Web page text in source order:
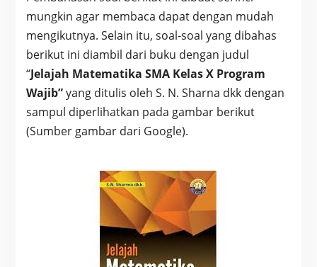
mungkin agar membaca dapat dengan mudah
mengikutnya. Selain itu, soal-soal yang dibahas
berikut ini diambil dari buku dengan judul
“Jelajah Matematika SMA Kelas X Program
Wajib”yang ditulis oleh S. N. Sharna dkk dengan
sampul diperlihatkan pada gambar berikut
(Sumber gambar dari Google).